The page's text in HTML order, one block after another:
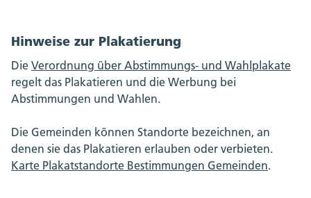
Hinweise zur Plakatierung
Die Verordnung über Abstimmungs- und Wahlplakate
regelt das Plakatieren und die Werbung bei
Abstimmungen und Wahlen.
Die Gemeinden können Standorte bezeichnen, an
denen sie das Plakatieren erlauben oder verbieten.
Karte Plakatstandorte Bestimmungen Gemeinden.